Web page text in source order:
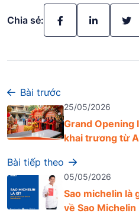
Chia sẻ:
Bài trước
25/05/2026
Grand Opening
khai trương từ
Bài tiếp theo
05/05/2026
Sao michelin là
về Sao Michelin